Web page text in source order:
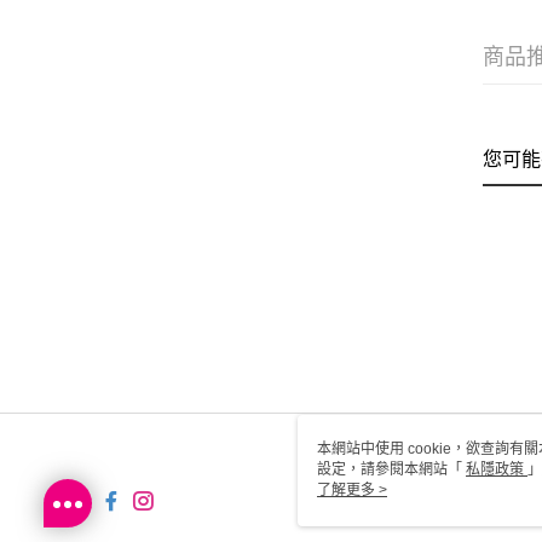
商品
您可
本網站中使用 cookie，欲查詢有
設定，請參閱本網站「 私隱政策
用 cookie。
了解更多 >